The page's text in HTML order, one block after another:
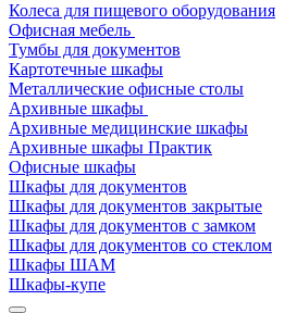
Колеса для пищевого оборудования
Офисная мебель
Тумбы для документов
Картотечные шкафы
Металлические офисные столы
Архивные шкафы
Архивные медицинские шкафы
Архивные шкафы Практик
Офисные шкафы
Шкафы для документов
Шкафы для документов закрытые
Шкафы для документов с замком
Шкафы для документов со стеклом
Шкафы ШАМ
Шкафы-купе